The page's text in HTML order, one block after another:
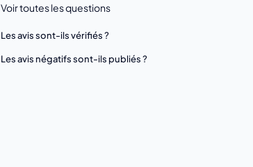
Voir toutes les questions
Les avis sont-ils vérifiés ?
Les avis négatifs sont-ils publiés ?